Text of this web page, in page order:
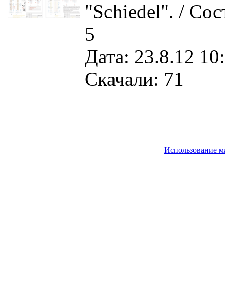
"Schiedel". /
5
Дата: 23.8.12
Скачали: 71
Использование